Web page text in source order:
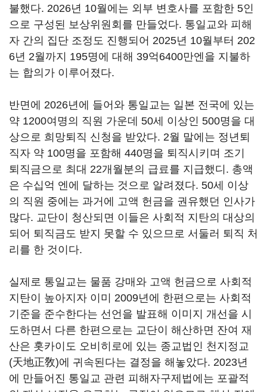
불했다. 2026년 10월에는 외부 변호사를 포함한 5인
으로 구성된 보상위원회를 만들었다. 통일교와 피해
자 간의 집단 조정도 진행되어 2025년 10월부터 202
6년 2월까지 195명에 대해 39억6400만엔을 지불하
는 합의가 이루어졌다.
반면에 2026년에 들어와 통일교는 일본 전국에 있는
약 1200여명의 직원 가운데 50세 이상인 500명을 대
상으로 희망퇴직 신청을 받았다. 2월 말에는 정년퇴
직자 약 100명을 포함해 440명을 퇴직시키며 조기
퇴직금으로 최대 22개월분의 급료를 지급했디. 총액
은 수십억 엔에 달하는 것으로 알려졌다. 50세 이상
의 직원 중에는 과거에 고액 헌금을 권유했던 인사가
많다. 교단이 청산되면 이들은 사회적 지탄의 대상의
되어 퇴직금도 받지 못할 수 있으므로 서둘러 퇴직 처
리를 한 것이다.
실제로 통일교는 물품 강매와 고액 헌금으로 사회적
지탄이 높아지자 이미 2009년에 한편으로는 사회적
기준을 준수한다는 선언을 발표해 이미지 개선을 시
도하면서 다른 한편으로는 교단이 해산하면 잔여 재
산은 홋카이도 오비히로에 있는 종교법인 천지정교
(天地正敎)에 귀속된다는 결정을 해놓았다. 2023년
에 만들어진 통일교 관련 피해자구제법에는 포괄적